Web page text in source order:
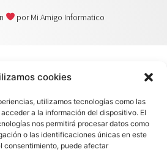
cookies
utilizamos tecnologías como las
a la información del dispositivo. El
nos permitirá procesar datos como
o las identificaciones únicas en este
consentimiento, puede afectar
porMi Amigo Informatico